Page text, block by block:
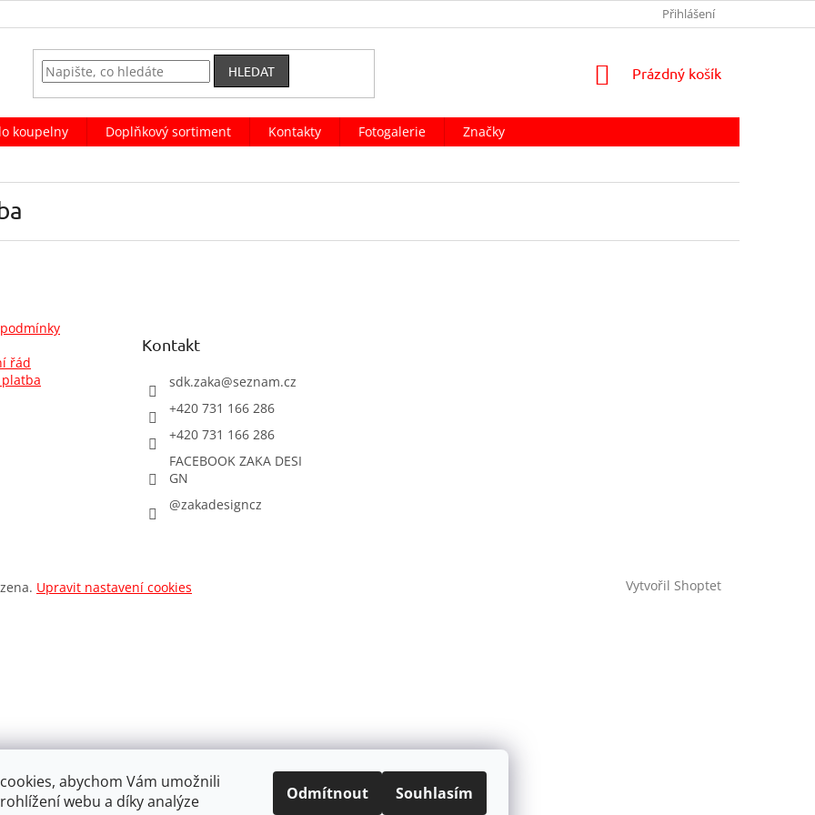
abychom Vám umožnili
webu a díky analýze
Odmítnout Souhlasím
Přihlášení
HLEDAT
NÁKUPNÍ
Prázdný košík
koupelny Doplňkový sortiment Kontakty Fotogalerie
Značky
řád
Kontakt
sdk.zaka@seznam.cz
+420 731 166 286
+420 731 166 286
FACEBOOK ZAKA DESI
GN
@zakadesigncz
Vytvořil Shoptet
Upravit nastavení cookies